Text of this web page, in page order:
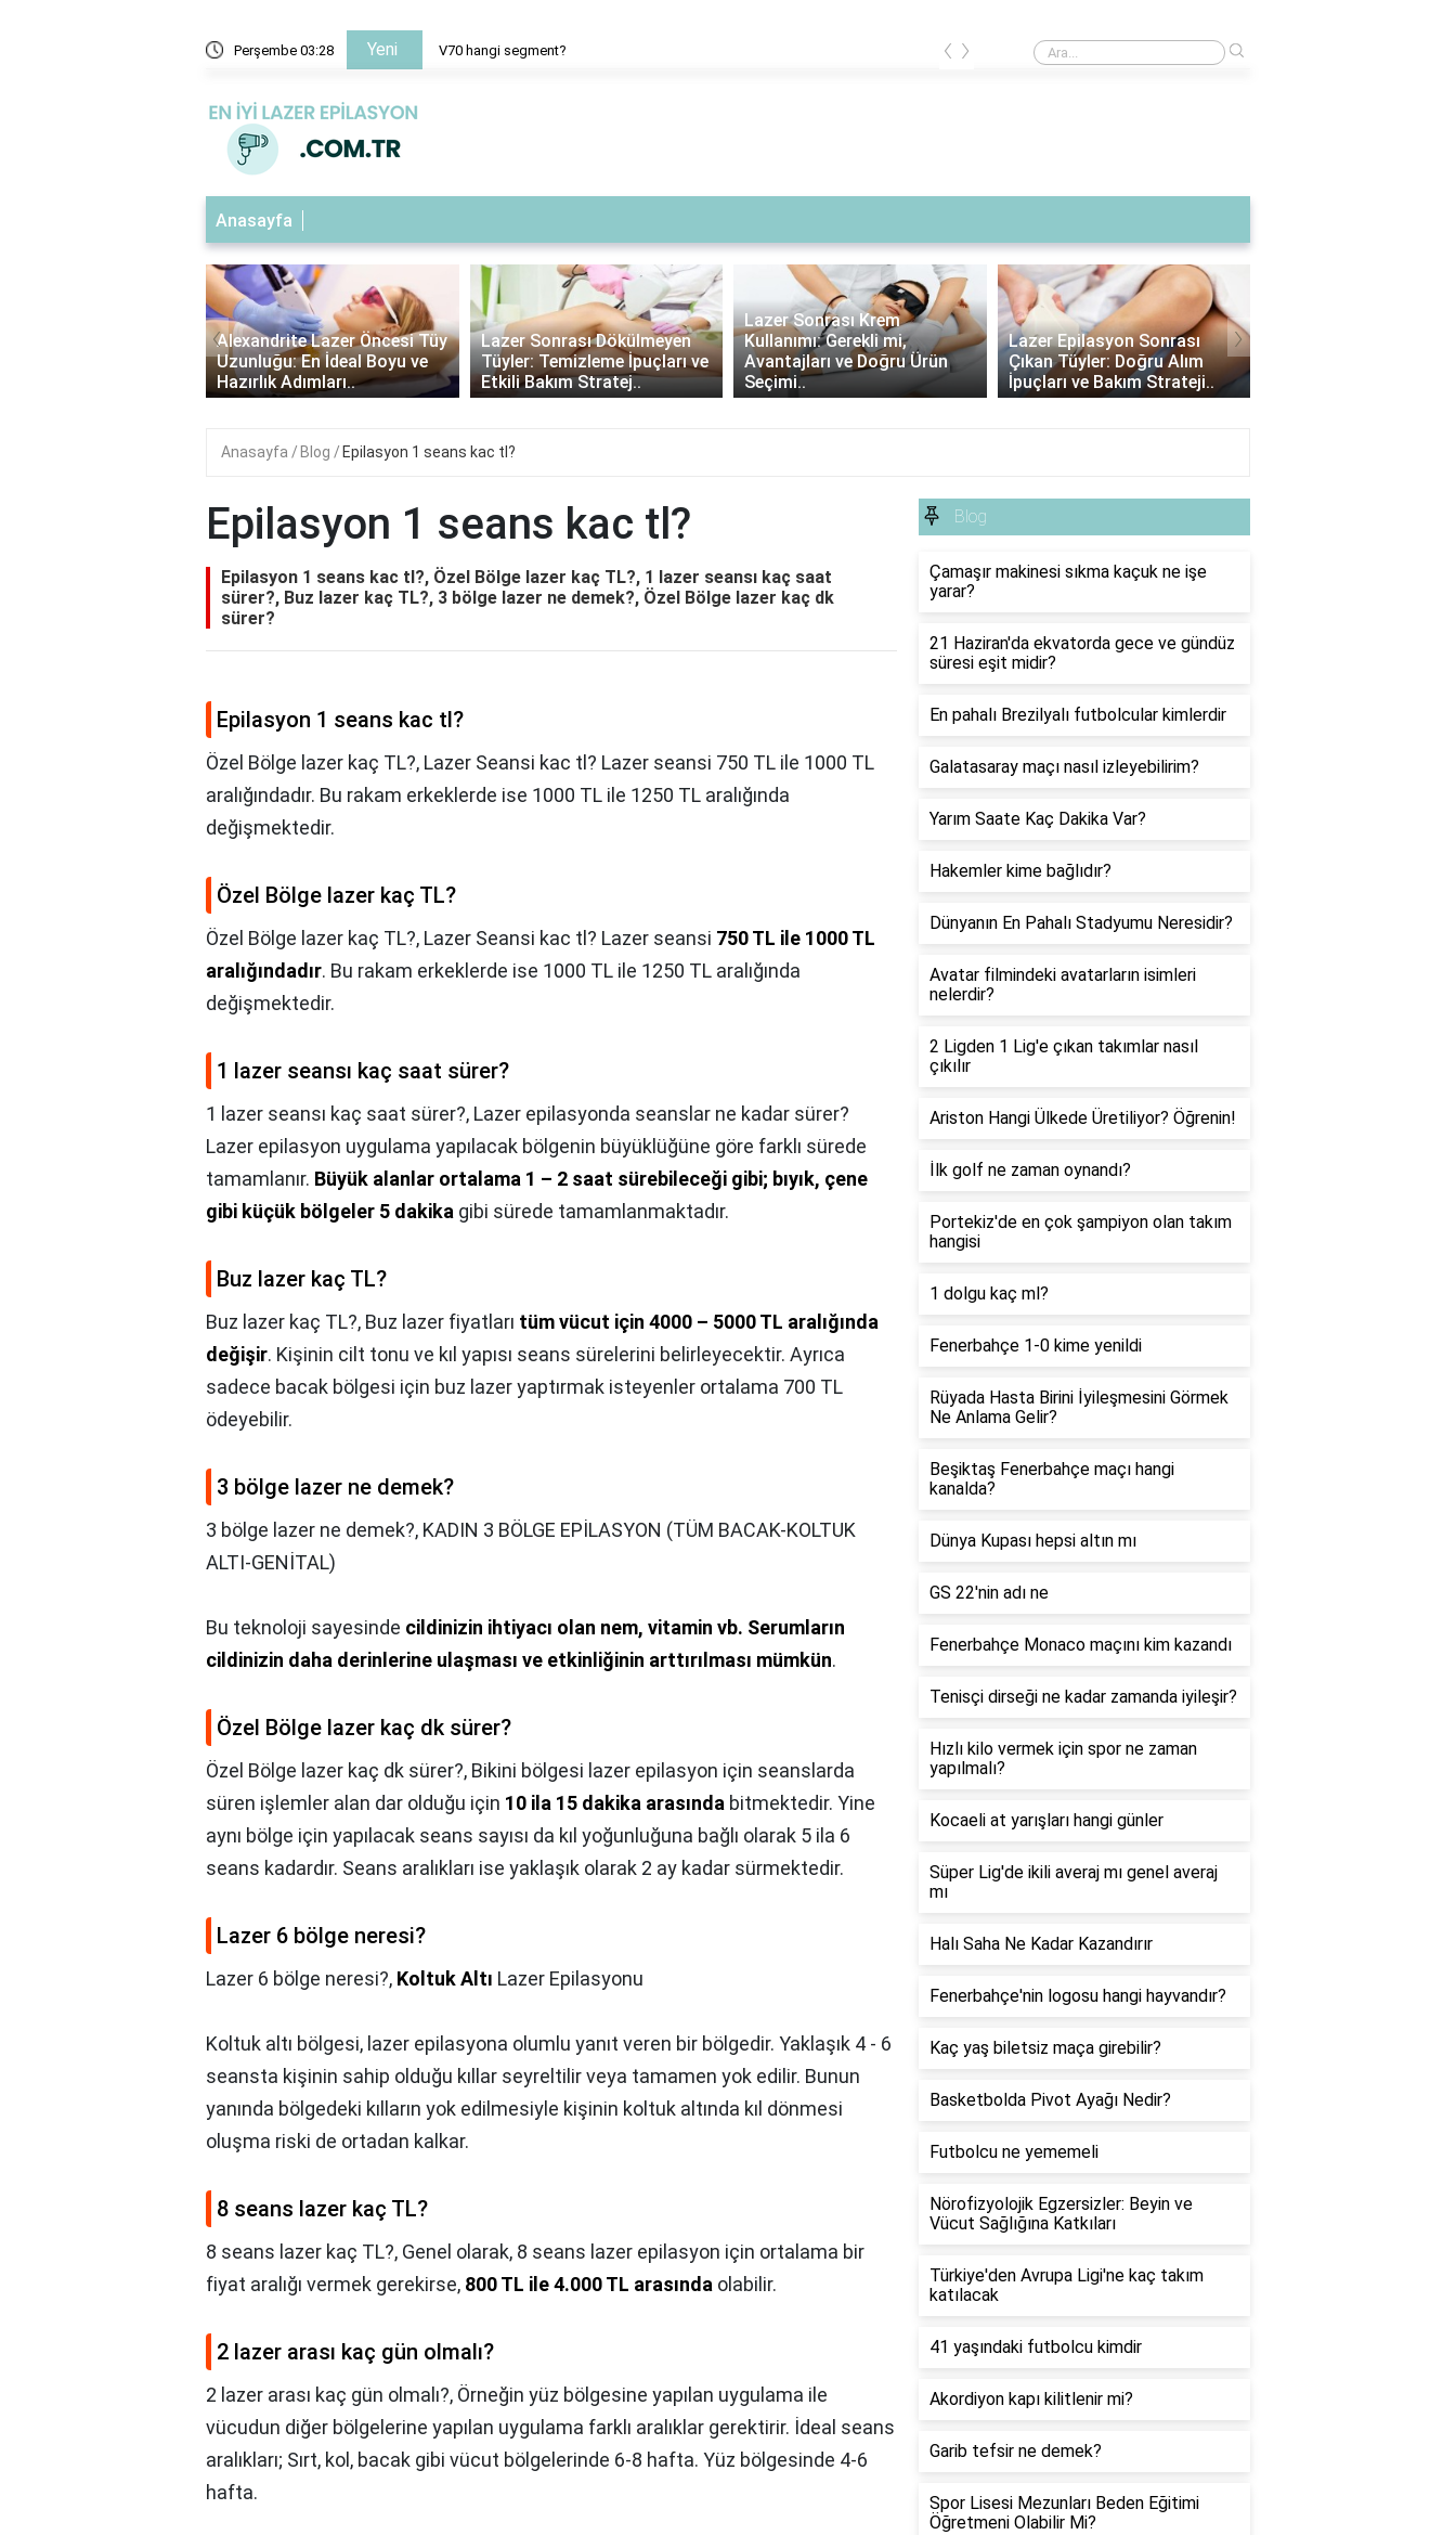
Perşembe 03:28 Yeni V70 hangi segment? V70 hangi segment?
‹ ›
Anasayfa
Alexandrite Lazer Öncesi Tüy
Uzunluğu: En İdeal Boyu ve
Hazırlık Adımları..
Lazer Sonrası Dökülmeyen
Tüyler: Temizleme İpuçları ve
Etkili Bakım Stratej..
Lazer Sonrası Krem
Kullanımı: Gerekli mi,
Avantajları ve Doğru Ürün
Seçimi..
Lazer Epilasyon Sonrası
Çıkan Tüyler: Doğru Alım
İpuçları ve Bakım Strateji..
‹ ›
Anasayfa Blog Epilasyon 1 seans kac tl?
Epilasyon 1 seans kac tl?
Epilasyon 1 seans kac tl?, Özel Bölge lazer kaç TL?, 1 lazer seansı kaç saat
sürer?, Buz lazer kaç TL?, 3 bölge lazer ne demek?, Özel Bölge lazer kaç dk
sürer?
Epilasyon 1 seans kac tl?
Özel Bölge lazer kaç TL?, Lazer Seansi kac tl? Lazer seansi 750 TL ile 1000 TL
aralığındadır. Bu rakam erkeklerde ise 1000 TL ile 1250 TL aralığında
değişmektedir.
Özel Bölge lazer kaç TL?
Özel Bölge lazer kaç TL?, Lazer Seansi kac tl? Lazer seansi 750 TL ile 1000 TL
aralığındadır. Bu rakam erkeklerde ise 1000 TL ile 1250 TL aralığında
değişmektedir.
1 lazer seansı kaç saat sürer?
1 lazer seansı kaç saat sürer?, Lazer epilasyonda seanslar ne kadar sürer?
Lazer epilasyon uygulama yapılacak bölgenin büyüklüğüne göre farklı sürede
tamamlanır. Büyük alanlar ortalama 1 – 2 saat sürebileceği gibi; bıyık, çene
gibi küçük bölgeler 5 dakika gibi sürede tamamlanmaktadır.
Buz lazer kaç TL?
Buz lazer kaç TL?, Buz lazer fiyatları tüm vücut için 4000 – 5000 TL aralığında
değişir. Kişinin cilt tonu ve kıl yapısı seans sürelerini belirleyecektir. Ayrıca
sadece bacak bölgesi için buz lazer yaptırmak isteyenler ortalama 700 TL
ödeyebilir.
3 bölge lazer ne demek?
3 bölge lazer ne demek?, KADIN 3 BÖLGE EPİLASYON (TÜM BACAK-KOLTUK
ALTI-GENİTAL)
Bu teknoloji sayesinde cildinizin ihtiyacı olan nem, vitamin vb. Serumların
cildinizin daha derinlerine ulaşması ve etkinliğinin arttırılması mümkün.
Özel Bölge lazer kaç dk sürer?
Özel Bölge lazer kaç dk sürer?, Bikini bölgesi lazer epilasyon için seanslarda
süren işlemler alan dar olduğu için 10 ila 15 dakika arasında bitmektedir. Yine
aynı bölge için yapılacak seans sayısı da kıl yoğunluğuna bağlı olarak 5 ila 6
seans kadardır. Seans aralıkları ise yaklaşık olarak 2 ay kadar sürmektedir.
Lazer 6 bölge neresi?
Lazer 6 bölge neresi?, Koltuk Altı Lazer Epilasyonu
Koltuk altı bölgesi, lazer epilasyona olumlu yanıt veren bir bölgedir. Yaklaşık 4 - 6
seansta kişinin sahip olduğu kıllar seyreltilir veya tamamen yok edilir. Bunun
yanında bölgedeki kılların yok edilmesiyle kişinin koltuk altında kıl dönmesi
oluşma riski de ortadan kalkar.
8 seans lazer kaç TL?
8 seans lazer kaç TL?, Genel olarak, 8 seans lazer epilasyon için ortalama bir
fiyat aralığı vermek gerekirse, 800 TL ile 4.000 TL arasında olabilir.
2 lazer arası kaç gün olmalı?
2 lazer arası kaç gün olmalı?, Örneğin yüz bölgesine yapılan uygulama ile
vücudun diğer bölgelerine yapılan uygulama farklı aralıklar gerektirir. İdeal seans
aralıkları; Sırt, kol, bacak gibi vücut bölgelerinde 6-8 hafta. Yüz bölgesinde 4-6
hafta.
Blog
Çamaşır makinesi sıkma kaçuk ne işe
yarar?
21 Haziran'da ekvatorda gece ve gündüz
süresi eşit midir?
En pahalı Brezilyalı futbolcular kimlerdir
Galatasaray maçı nasıl izleyebilirim?
Yarım Saate Kaç Dakika Var?
Hakemler kime bağlıdır?
Dünyanın En Pahalı Stadyumu Neresidir?
Avatar filmindeki avatarların isimleri
nelerdir?
2 Ligden 1 Lig'e çıkan takımlar nasıl
çıkılır
Ariston Hangi Ülkede Üretiliyor? Öğrenin!
İlk golf ne zaman oynandı?
Portekiz'de en çok şampiyon olan takım
hangisi
1 dolgu kaç ml?
Fenerbahçe 1-0 kime yenildi
Rüyada Hasta Birini İyileşmesini Görmek
Ne Anlama Gelir?
Beşiktaş Fenerbahçe maçı hangi
kanalda?
Dünya Kupası hepsi altın mı
GS 22'nin adı ne
Fenerbahçe Monaco maçını kim kazandı
Tenisçi dirseği ne kadar zamanda iyileşir?
Hızlı kilo vermek için spor ne zaman
yapılmalı?
Kocaeli at yarışları hangi günler
Süper Lig'de ikili averaj mı genel averaj
mı
Halı Saha Ne Kadar Kazandırır
Fenerbahçe'nin logosu hangi hayvandır?
Kaç yaş biletsiz maça girebilir?
Basketbolda Pivot Ayağı Nedir?
Futbolcu ne yememeli
Nörofizyolojik Egzersizler: Beyin ve
Vücut Sağlığına Katkıları
Türkiye'den Avrupa Ligi'ne kaç takım
katılacak
41 yaşındaki futbolcu kimdir
Akordiyon kapı kilitlenir mi?
Garib tefsir ne demek?
Spor Lisesi Mezunları Beden Eğitimi
Öğretmeni Olabilir Mi?